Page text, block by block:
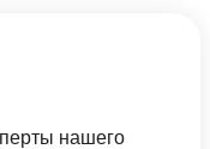
нашего